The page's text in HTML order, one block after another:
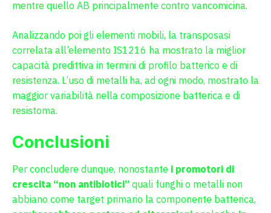
mentre quello AB principalmente contro vancomicina.
Analizzando poi gli elementi mobili, la transposasi
correlata all’elemento IS1216 ha mostrato la miglior
capacità predittiva in termini di profilo batterico e di
resistenza. L’uso di metalli ha, ad ogni modo, mostrato la
maggior variabilità nella composizione batterica e di
resistoma.
Conclusioni
Per concludere dunque, nonostante i promotori di
crescita “non antibiotici” quali funghi o metalli non
abbiano come target primario la componente batterica,